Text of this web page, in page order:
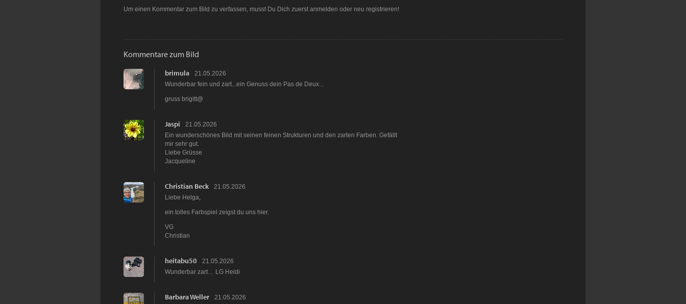
Um einen Kommentar zum Bild zu verfassen, musst Du Dich zuerst anmelden oder neu registrieren!
Kommentare zum Bild
brimula
21.05.2026
Wunderbar fein und zart...ein Genuss dein Pas de Deux...
gruss brigitt@
Jaspi
21.05.2026
Ein wunderschönes Bild mit seinen feinen Strukturen und den zarten Farben. Gefällt
mir sehr gut.
Liebe Grüsse
Jacqueline
Christian Beck
21.05.2026
Liebe Helga,
ein tolles Farbspiel zeigst du uns hier.
VG
Christian
heitabu50
21.05.2026
Wunderbar zart… LG Heidi
Barbara Weller
21.05.2026